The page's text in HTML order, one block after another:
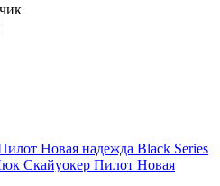
Скайуокер Пилот Новая